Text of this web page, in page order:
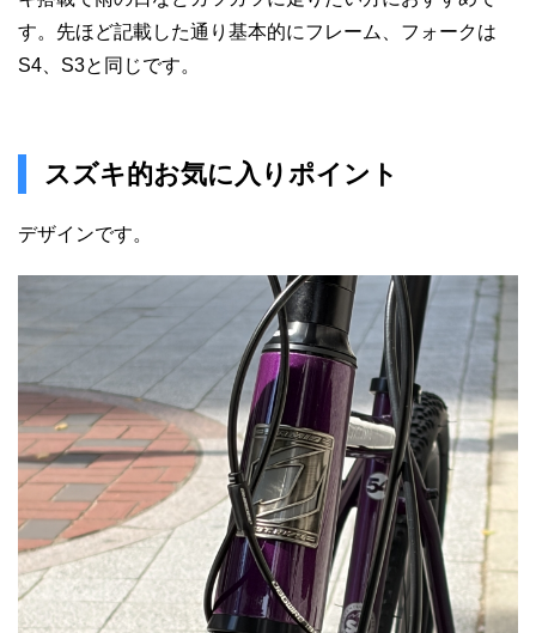
す。先ほど記載した通り基本的にフレーム、フォークは
S4、S3と同じです。
スズキ的お気に入りポイント
デザインです。